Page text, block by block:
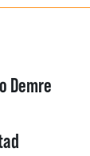
Demre